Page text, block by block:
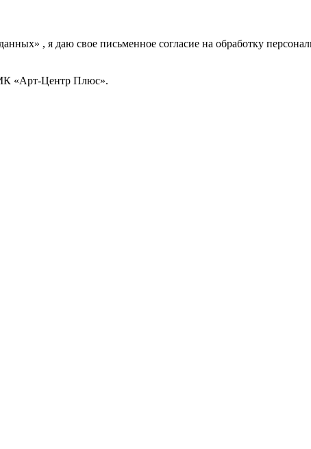
, я даю свое письменное согласие на обработку
«Арт-Центр Плюс».